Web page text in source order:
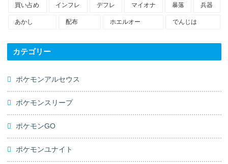
買い占め インフレ デフレ マイオナ 暴落 兵器
あかし 配布 ホエルオー でんじは
カテゴリー
ポケモンアルセウス
ポケモンスリープ
ポケモンGO
ポケモンユナイト